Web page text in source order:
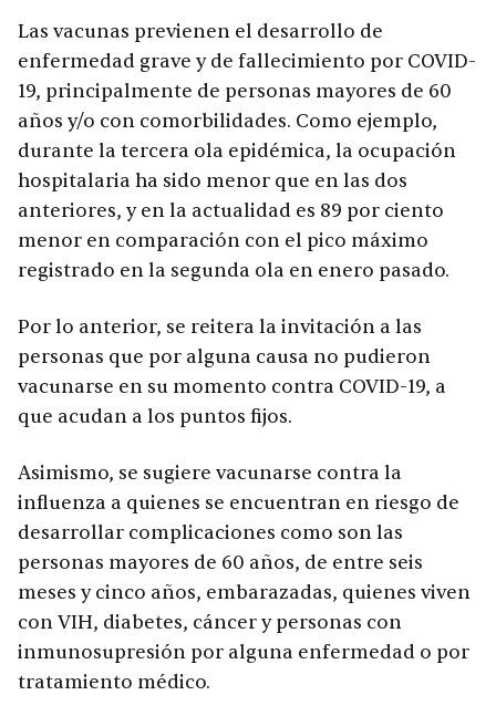
Las vacunas previenen el desarrollo de
enfermedad grave y de fallecimiento por COVID-
19, principalmente de personas mayores de 60
años y/o con comorbilidades. Como ejemplo,
durante la tercera ola epidémica, la ocupación
hospitalaria ha sido menor que en las dos
anteriores, y en la actualidad es 89 por ciento
menor en comparación con el pico máximo
registrado en la segunda ola en enero pasado.
Por lo anterior, se reitera la invitación a las
personas que por alguna causa no pudieron
vacunarse en su momento contra COVID-19, a
que acudan a los puntos fijos.
Asimismo, se sugiere vacunarse contra la
influenza a quienes se encuentran en riesgo de
desarrollar complicaciones como son las
personas mayores de 60 años, de entre seis
meses y cinco años, embarazadas, quienes viven
con VIH, diabetes, cáncer y personas con
inmunosupresión por alguna enfermedad o por
tratamiento médico.